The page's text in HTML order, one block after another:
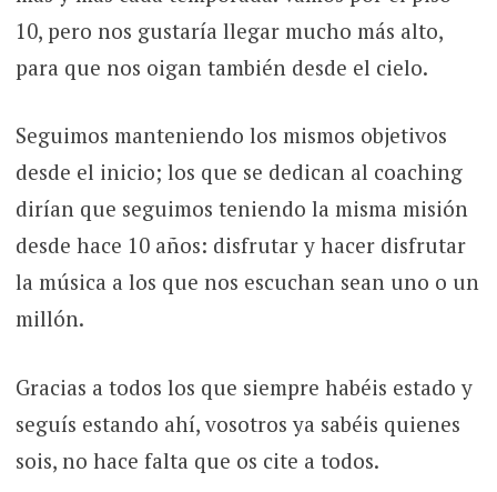
10, pero nos gustaría llegar mucho más alto,
para que nos oigan también desde el cielo.
Seguimos manteniendo los mismos objetivos
desde el inicio; los que se dedican al coaching
dirían que seguimos teniendo la misma misión
desde hace 10 años: disfrutar y hacer disfrutar
la música a los que nos escuchan sean uno o un
millón.
Gracias a todos los que siempre habéis estado y
seguís estando ahí, vosotros ya sabéis quienes
sois, no hace falta que os cite a todos.